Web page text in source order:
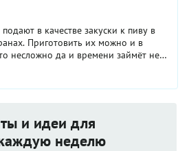
в качестве закуски к пиву в
Приготовить их можно и в
несложно да и времени займёт не
палочки ...
и идеи для
неделю